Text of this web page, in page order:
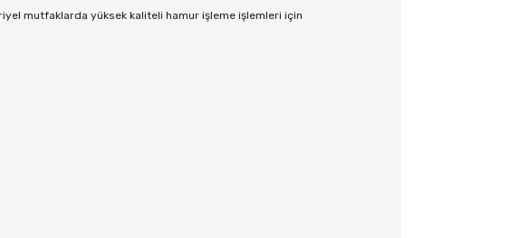
mutfaklarda yüksek kaliteli hamur işleme işlemleri için